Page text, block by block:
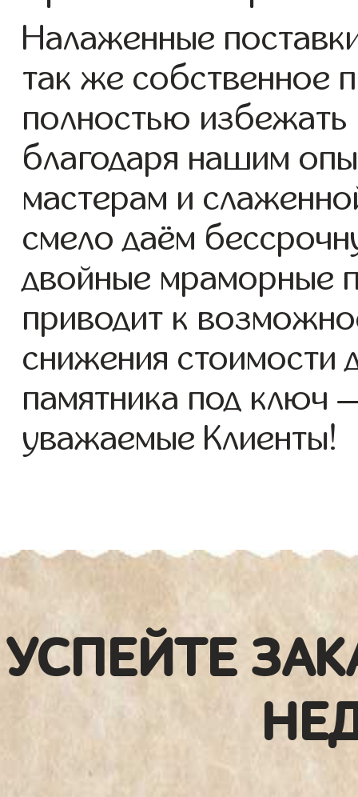
Налаженные
так же собственное
полностью
благодаря нашим
мастерам и
смело даём
двойные мраморные
приводит к
снижения стоимости
памятника под
уважаемые Клиенты!
УСПЕЙТЕ